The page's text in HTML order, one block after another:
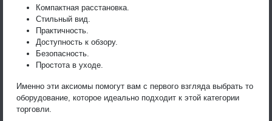
Компактная расстановка.
Стильный вид.
Практичность.
Доступность к обзору.
Безопасность.
Простота в уходе.
Именно эти аксиомы помогут вам с первого взгляда выбрать то
оборудование, которое идеально подходит к этой категории
торговли.